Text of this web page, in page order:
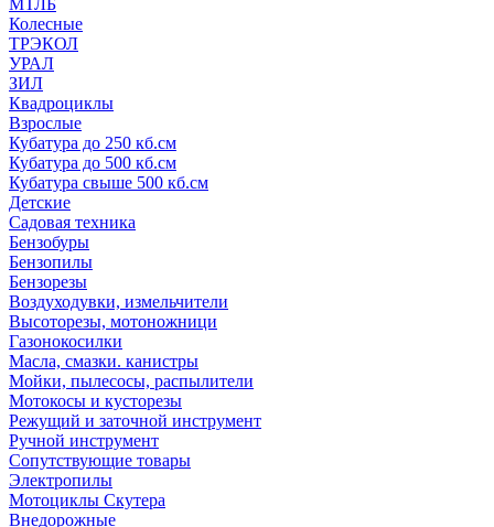
МТЛБ
Колесные
ТРЭКОЛ
УРАЛ
ЗИЛ
Квадроциклы
Взрослые
Кубатура до 250 кб.см
Кубатура до 500 кб.см
Кубатура свыше 500 кб.см
Детские
Садовая техника
Бензобуры
Бензопилы
Бензорезы
Воздуходувки, измельчители
Высоторезы, мотоножници
Газонокосилки
Масла, смазки. канистры
Мойки, пылесосы, распылители
Мотокосы и кусторезы
Режущий и заточной инструмент
Ручной инструмент
Сопутствующие товары
Электропилы
Мотоциклы Скутера
Внедорожные